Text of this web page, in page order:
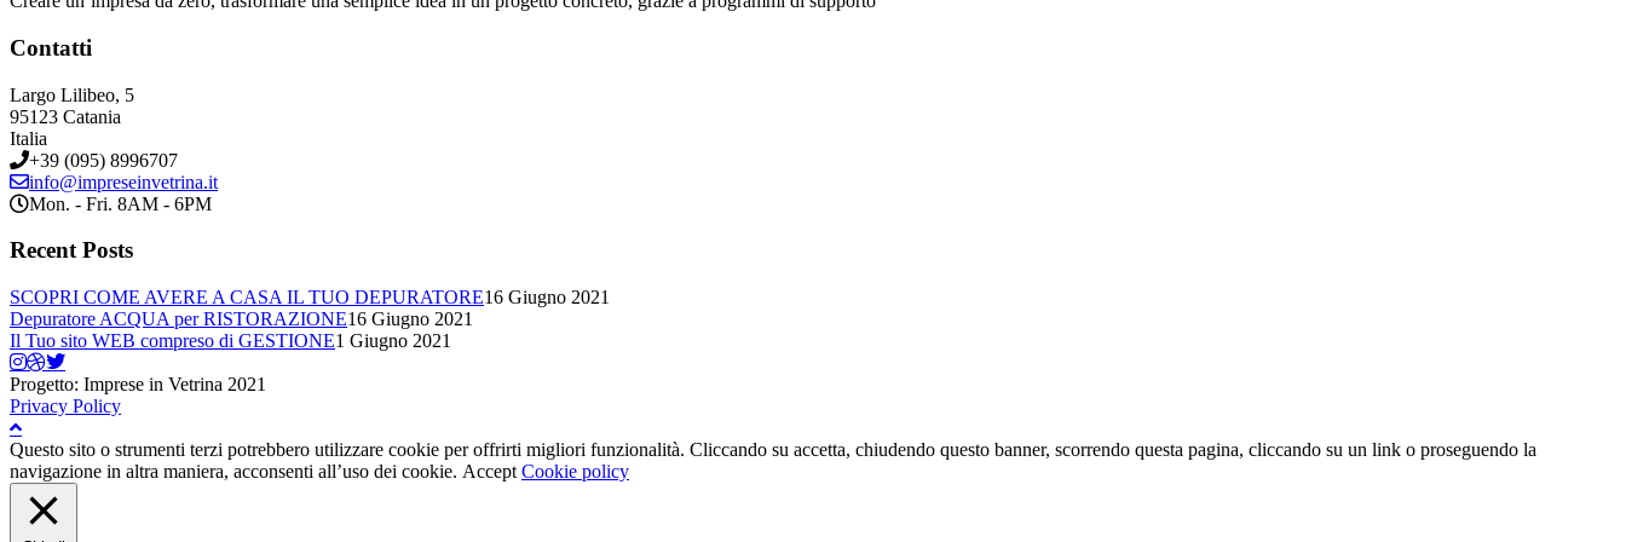
Contatti
Largo Lilibeo, 5
95123 Catania
Italia
+39 (095) 8996707
info@impreseinvetrina.it
Mon. - Fri. 8AM - 6PM
Recent Posts
SCOPRI COME AVERE A CASA IL TUO DEPURATORE16 Giugno 2021
Depuratore ACQUA per RISTORAZIONE16 Giugno 2021
Il Tuo sito WEB compreso di GESTIONE1 Giugno 2021
Progetto: Imprese in Vetrina 2021
Privacy Policy
Questo sito o strumenti terzi potrebbero utilizzare cookie per offrirti migliori funzionalità. Cliccando su accetta, chiudendo questo banner, scorrendo questa pagina, cliccando su un link o proseguendo la
navigazione in altra maniera, acconsenti all’uso dei cookie. Accept Cookie policy